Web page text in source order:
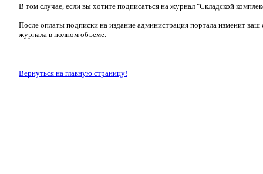
В том случае, если вы хотите подписаться на журнал "Складской
После оплаты подписки на издание администрация портала изменит ваш
журнала в полном объеме.
Вернуться на главную страницу!